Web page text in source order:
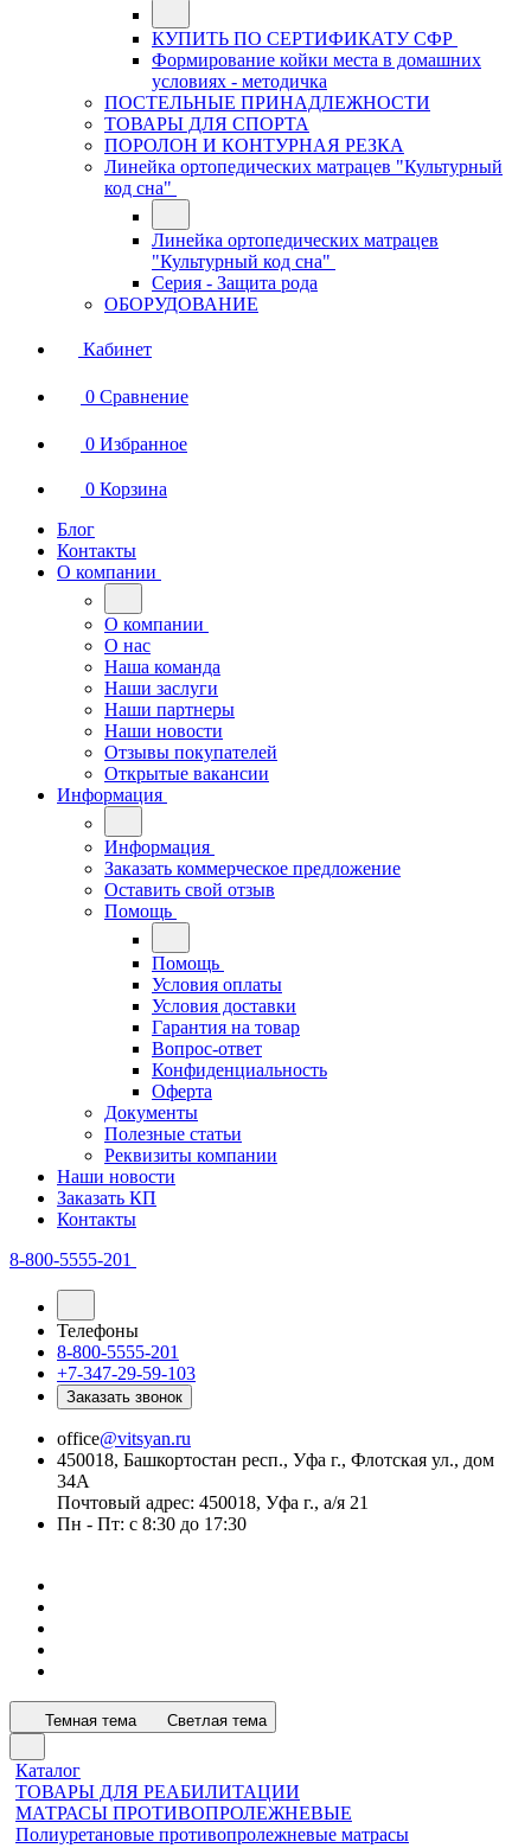
КУПИТЬ ПО СЕРТИФИКАТУ СФР
Формирование койки места в домашних
условиях - методичка
ПОСТЕЛЬНЫЕ ПРИНАДЛЕЖНОСТИ
ТОВАРЫ ДЛЯ СПОРТА
ПОРОЛОН И КОНТУРНАЯ РЕЗКА
Линейка ортопедических матрацев "Культурный
код сна"
Линейка ортопедических матрацев
"Культурный код сна"
Серия - Защита рода
ОБОРУДОВАНИЕ
Кабинет
0 Сравнение
0 Избранное
0 Корзина
Блог
Контакты
О компании
О компании
О нас
Наша команда
Наши заслуги
Наши партнеры
Наши новости
Отзывы покупателей
Открытые вакансии
Информация
Информация
Заказать коммерческое предложение
Оставить свой отзыв
Помощь
Помощь
Условия оплаты
Условия доставки
Гарантия на товар
Вопрос-ответ
Конфиденциальность
Оферта
Документы
Полезные статьи
Реквизиты компании
Наши новости
Заказать КП
Контакты
8-800-5555-201
Телефоны
8-800-5555-201
+7-347-29-59-103
Заказать звонок
office@vitsyan.ru
450018, Башкортостан респ., Уфа г., Флотская ул., дом
34А
Почтовый адрес: 450018, Уфа г., а/я 21
Пн - Пт: с 8:30 до 17:30
Темная тема Светлая тема
Каталог
ТОВАРЫ ДЛЯ РЕАБИЛИТАЦИИ
МАТРАСЫ ПРОТИВОПРОЛЕЖНЕВЫЕ
Полиуретановые противопролежневые матрасы